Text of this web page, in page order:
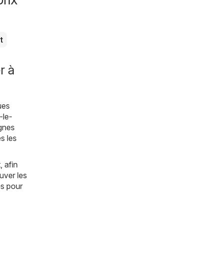
à
le-
les
afin
les
pour